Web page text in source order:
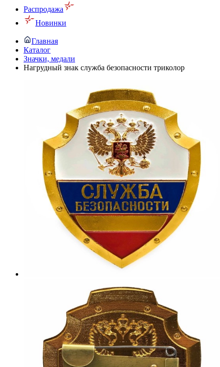
Распродажа
Новинки
Главная
Каталог
Значки, медали
Нагрудный знак служба безопасности триколор